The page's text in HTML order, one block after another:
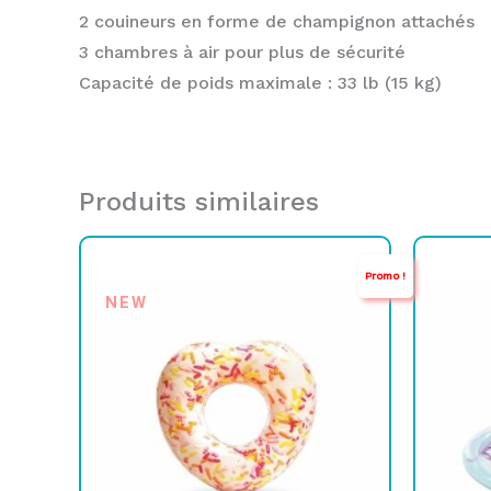
2 couineurs en forme de champignon attachés
3 chambres à air pour plus de sécurité
Capacité de poids maximale : 33 lb (15 kg)
Produits similaires
Promo !
NEW
était :
TND
35,000.
TND
24,900.